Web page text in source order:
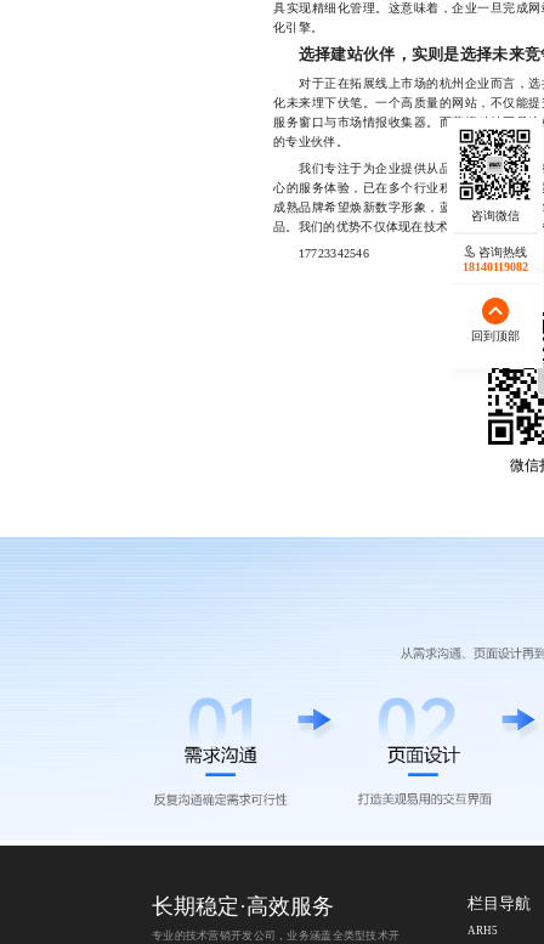
具实现精细化管理。这意味着，企业一旦完成
化引擎。
选择建站伙伴，实则是选择未来竞
对于正在拓展线上市场的杭州企业而言，选
化未来埋下伏笔。一个高质量的网站，不仅能
服务窗口与市场情报收集器。而蓝橙科技正是
的专业伙伴。
我们专注于为企业提供从品牌定位到落地执
心的服务体验，已在多个行业积累了丰富的成
成熟品牌希望焕新数字形象，蓝橙科技都能根
品。我们的优势不仅体现在技术实现上，更在
17723342546
微信
咨询热线
18140119082
回到顶部
长期稳定·高效服务
专业的技术营销开发公司，业务涵盖全类型技术开
栏目导航
ARH5